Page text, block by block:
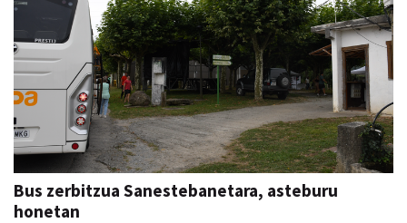
Bus zerbitzua Sanestebanetara, asteburu
honetan